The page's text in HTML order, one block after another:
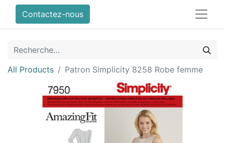
Contactez-nous
All Products Patron Simplicity 8258 Robe femme